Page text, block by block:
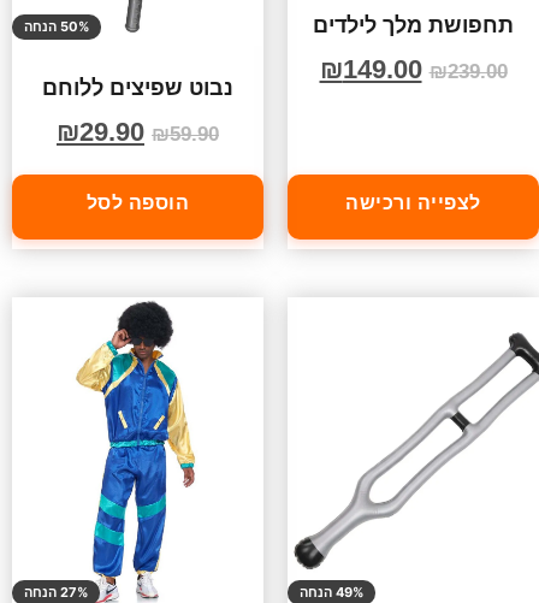
תחפושת מלך לילדים
₪239.00
₪149.00
לצפייה ורכישה
50% הנחה
נבוט שפיצים ללוחם
₪59.90
₪29.90
הוספה לסל
49% הנחה 27% הנחה